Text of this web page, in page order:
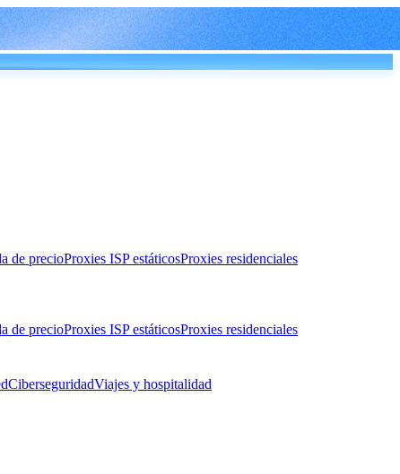
de precioProxies ISP estáticosProxies residenciales
de precioProxies ISP estáticosProxies residenciales
CiberseguridadViajes y hospitalidad